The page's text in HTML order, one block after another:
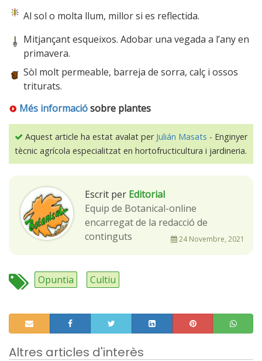
Al sol o molta llum, millor si es reflectida.
Mitjançant esqueixos. Adobar una vegada a l’any en
primavera.
Sòl molt permeable, barreja de sorra, calç i ossos
triturats.
Més informaciósobre plantes
Aquest article ha estat avalat per Julián Masats - Enginyer
tècnic agrícola especialitzat en hortofructicultura i jardineria.
Escrit per Editorial
Equip de Botanical-online
encarregat de la redacció de
continguts
24 Novembre, 2021
Opuntia Cultiu
Altres articles d'interès